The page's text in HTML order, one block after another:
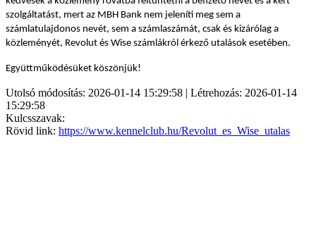
szolgáltatást, mert az MBH Bank nem jeleníti meg sem a
számlatulajdonos nevét, sem a számlaszámát, csak és kizárólag a
közleményét, Revolut és Wise számlákról érkező utalások esetében.
Együttműködésüket köszönjük!
Utolsó módosítás: 2026-01-14 15:29:58 | Létrehozás: 2026-01-14
15:29:58
Kulcsszavak:
Rövid link: https://www.kennelclub.hu/Revolut_es_Wise_utalas